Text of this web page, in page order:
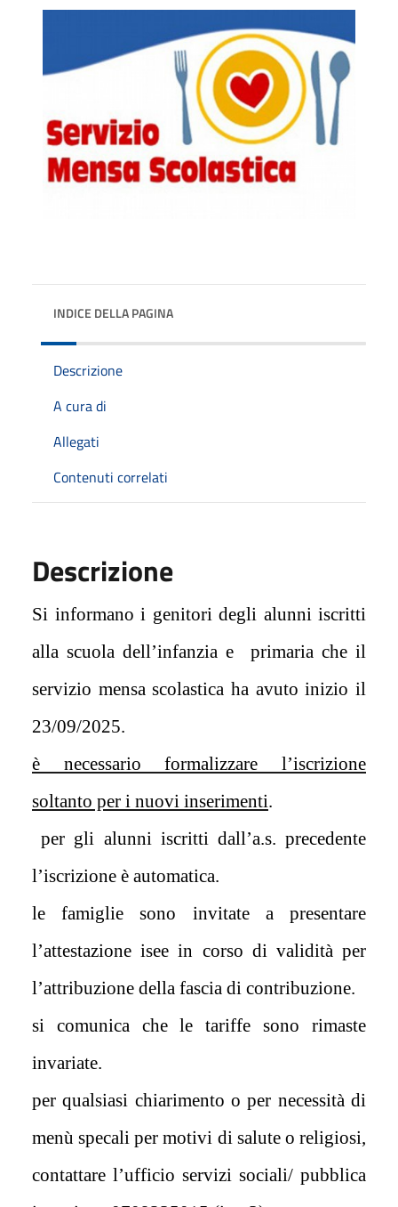
INDICE DELLA PAGINA
Descrizione
A cura di
Allegati
Contenuti correlati
Descrizione
Si informano i genitori degli alunni iscritti
alla scuola dell’infanzia e
primaria che il
servizio mensa scolastica ha avuto inizio il
23/09/2025.
è necessario formalizzare l’iscrizione
soltanto per i nuovi inserimenti.
per gli alunni iscritti dall’a.s. precedente
l’iscrizione è automatica.
le famiglie sono invitate a presentare
l’attestazione isee in corso di validità per
l’attribuzione della fascia di contribuzione.
si comunica che le tariffe sono rimaste
invariate.
per qualsiasi chiarimento o per necessità di
menù specali per motivi di salute o religiosi,
contattare l’ufficio servizi sociali/ pubblica